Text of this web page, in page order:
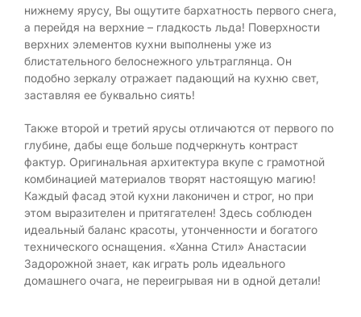
нижнему ярусу, Вы ощутите бархатность первого снега,
а перейдя на верхние – гладкость льда! Поверхности
верхних элементов кухни выполнены уже из
блистательного белоснежного ультраглянца. Он
подобно зеркалу отражает падающий на кухню свет,
заставляя ее буквально сиять!
Также второй и третий ярусы отличаются от первого по
глубине, дабы еще больше подчеркнуть контраст
фактур. Оригинальная архитектура вкупе с грамотной
комбинацией материалов творят настоящую магию!
Каждый фасад этой кухни лаконичен и строг, но при
этом выразителен и притягателен! Здесь соблюден
идеальный баланс красоты, утонченности и богатого
технического оснащения. «Ханна Стил» Анастасии
Задорожной знает, как играть роль идеального
домашнего очага, не переигрывая ни в одной детали!